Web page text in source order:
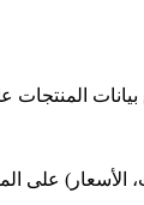
المنتجات